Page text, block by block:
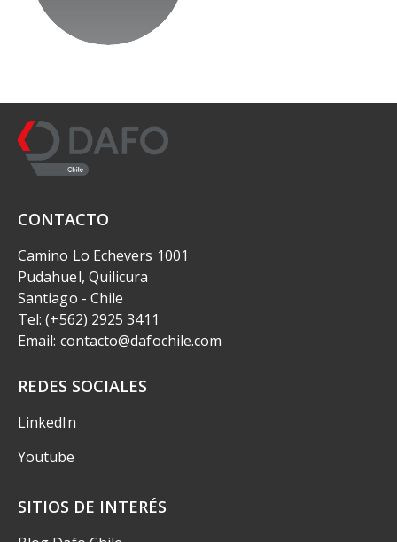
CONTACTO
Camino Lo Echevers 1001
Pudahuel, Quilicura
Santiago - Chile
Tel: (+562) 2925 3411
Email: contacto@dafochile.com
REDES SOCIALES
LinkedIn
Youtube
SITIOS DE INTERÉS